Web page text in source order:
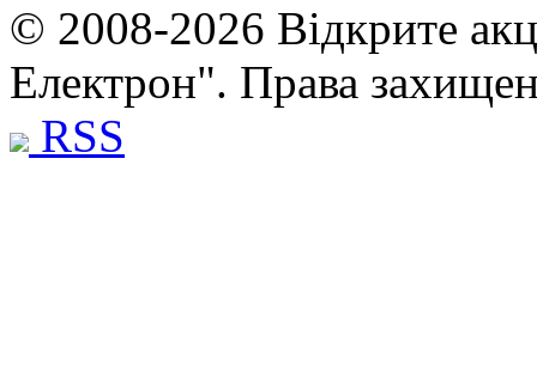
© 2008-2026 Відкрите
Електрон". Права
RSS